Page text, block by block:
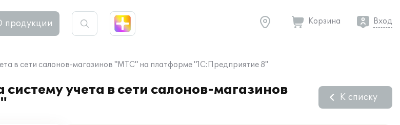
продукции Корзина Вход
в сети салонов-магазинов "МТС" на платформе "1С:Предприятие 8"
учета в сети салонов-магазинов
К списку